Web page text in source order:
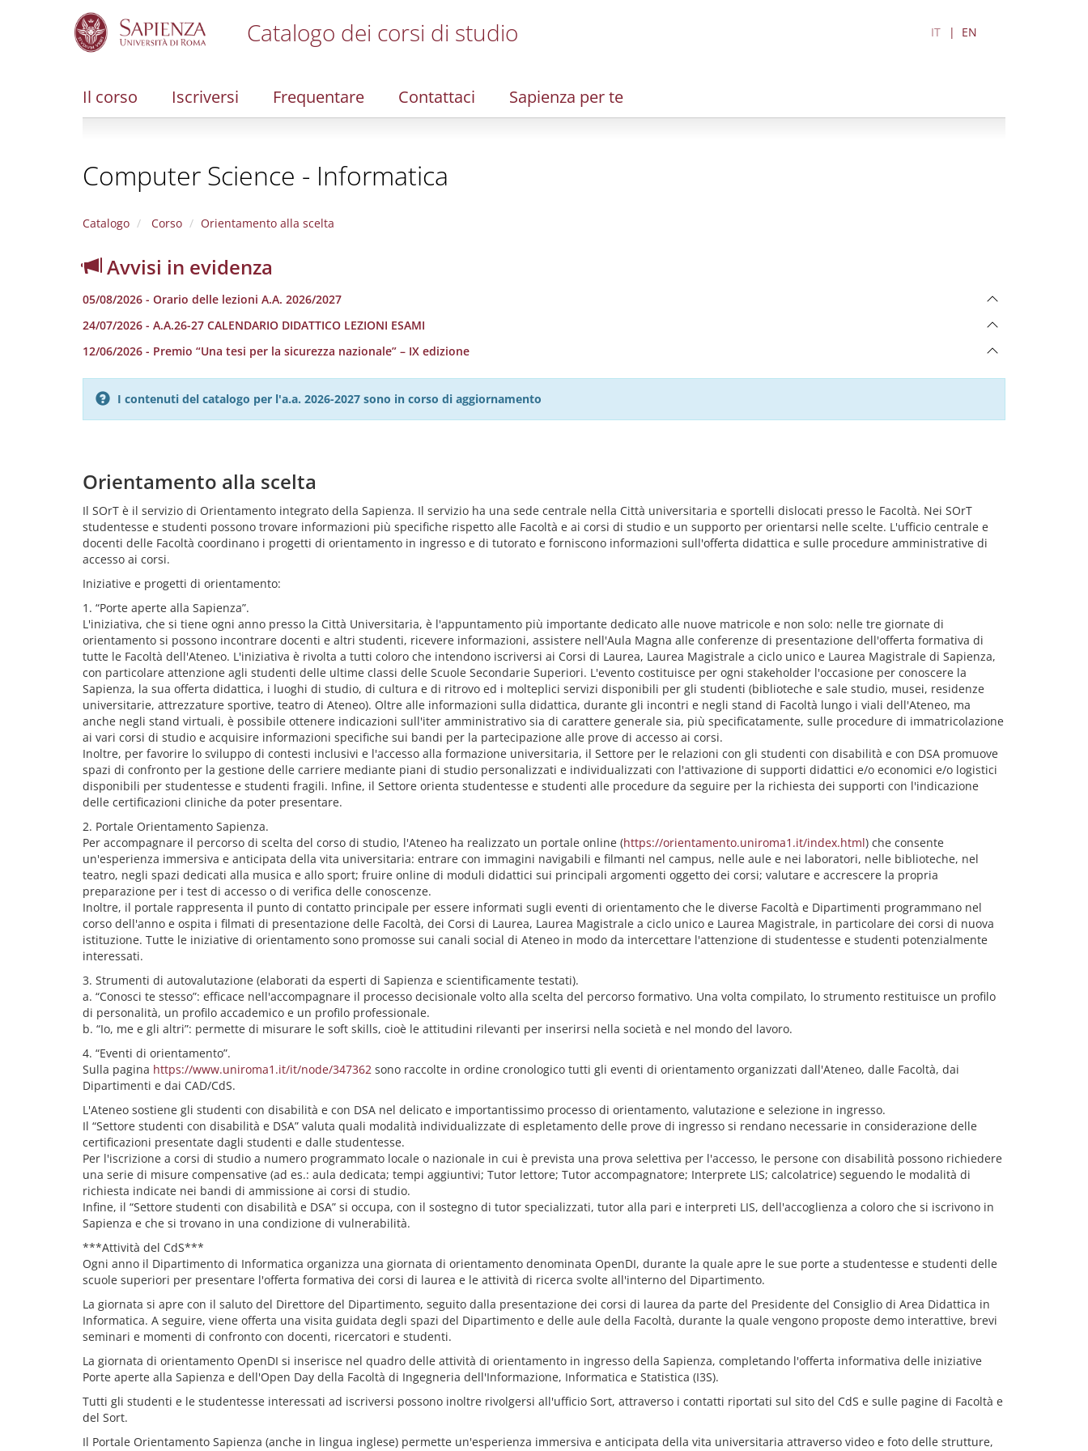
Catalogo dei corsi di studio IT EN
Il corso Iscriversi Frequentare Contattaci Sapienza per te
Computer Science - Informatica
Catalogo Corso Orientamento alla scelta
Avvisi in evidenza
05/08/2026 - Orario delle lezioni A.A. 2026/2027
24/07/2026 - A.A.26-27 CALENDARIO DIDATTICO LEZIONI ESAMI
12/06/2026 - Premio “Una tesi per la sicurezza nazionale” – IX edizione
I contenuti del catalogo per l'a.a. 2026-2027 sono in corso di aggiornamento
Orientamento alla scelta
Il SOrT è il servizio di Orientamento integrato della Sapienza. Il servizio ha una sede centrale nella Città universitaria e sportelli dislocati presso le Facoltà. Nei SOrT
studentesse e studenti possono trovare informazioni più specifiche rispetto alle Facoltà e ai corsi di studio e un supporto per orientarsi nelle scelte. L'ufficio centrale e
docenti delle Facoltà coordinano i progetti di orientamento in ingresso e di tutorato e forniscono informazioni sull'offerta didattica e sulle procedure amministrative di
accesso ai corsi.
Iniziative e progetti di orientamento:
1. “Porte aperte alla Sapienza”.
L'iniziativa, che si tiene ogni anno presso la Città Universitaria, è l'appuntamento più importante dedicato alle nuove matricole e non solo: nelle tre giornate di
orientamento si possono incontrare docenti e altri studenti, ricevere informazioni, assistere nell'Aula Magna alle conferenze di presentazione dell'offerta formativa di
tutte le Facoltà dell'Ateneo. L'iniziativa è rivolta a tutti coloro che intendono iscriversi ai Corsi di Laurea, Laurea Magistrale a ciclo unico e Laurea Magistrale di Sapienza,
con particolare attenzione agli studenti delle ultime classi delle Scuole Secondarie Superiori. L'evento costituisce per ogni stakeholder l'occasione per conoscere la
Sapienza, la sua offerta didattica, i luoghi di studio, di cultura e di ritrovo ed i molteplici servizi disponibili per gli studenti (biblioteche e sale studio, musei, residenze
universitarie, attrezzature sportive, teatro di Ateneo). Oltre alle informazioni sulla didattica, durante gli incontri e negli stand di Facoltà lungo i viali dell'Ateneo, ma
anche negli stand virtuali, è possibile ottenere indicazioni sull'iter amministrativo sia di carattere generale sia, più specificatamente, sulle procedure di immatricolazione
ai vari corsi di studio e acquisire informazioni specifiche sui bandi per la partecipazione alle prove di accesso ai corsi.
Inoltre, per favorire lo sviluppo di contesti inclusivi e l'accesso alla formazione universitaria, il Settore per le relazioni con gli studenti con disabilità e con DSA promuove
spazi di confronto per la gestione delle carriere mediante piani di studio personalizzati e individualizzati con l'attivazione di supporti didattici e/o economici e/o logistici
disponibili per studentesse e studenti fragili. Infine, il Settore orienta studentesse e studenti alle procedure da seguire per la richiesta dei supporti con l'indicazione
delle certificazioni cliniche da poter presentare.
2. Portale Orientamento Sapienza.
Per accompagnare il percorso di scelta del corso di studio, l'Ateneo ha realizzato un portale online (https://orientamento.uniroma1.it/index.html) che consente
un'esperienza immersiva e anticipata della vita universitaria: entrare con immagini navigabili e filmanti nel campus, nelle aule e nei laboratori, nelle biblioteche, nel
teatro, negli spazi dedicati alla musica e allo sport; fruire online di moduli didattici sui principali argomenti oggetto dei corsi; valutare e accrescere la propria
preparazione per i test di accesso o di verifica delle conoscenze.
Inoltre, il portale rappresenta il punto di contatto principale per essere informati sugli eventi di orientamento che le diverse Facoltà e Dipartimenti programmano nel
corso dell'anno e ospita i filmati di presentazione delle Facoltà, dei Corsi di Laurea, Laurea Magistrale a ciclo unico e Laurea Magistrale, in particolare dei corsi di nuova
istituzione. Tutte le iniziative di orientamento sono promosse sui canali social di Ateneo in modo da intercettare l'attenzione di studentesse e studenti potenzialmente
interessati.
3. Strumenti di autovalutazione (elaborati da esperti di Sapienza e scientificamente testati).
a. “Conosci te stesso”: efficace nell'accompagnare il processo decisionale volto alla scelta del percorso formativo. Una volta compilato, lo strumento restituisce un profilo
di personalità, un profilo accademico e un profilo professionale.
b. “Io, me e gli altri”: permette di misurare le soft skills, cioè le attitudini rilevanti per inserirsi nella società e nel mondo del lavoro.
4. “Eventi di orientamento”.
Sulla pagina https://www.uniroma1.it/it/node/347362 sono raccolte in ordine cronologico tutti gli eventi di orientamento organizzati dall'Ateneo, dalle Facoltà, dai
Dipartimenti e dai CAD/CdS.
L'Ateneo sostiene gli studenti con disabilità e con DSA nel delicato e importantissimo processo di orientamento, valutazione e selezione in ingresso.
Il “Settore studenti con disabilità e DSA” valuta quali modalità individualizzate di espletamento delle prove di ingresso si rendano necessarie in considerazione delle
certificazioni presentate dagli studenti e dalle studentesse.
Per l'iscrizione a corsi di studio a numero programmato locale o nazionale in cui è prevista una prova selettiva per l'accesso, le persone con disabilità possono richiedere
una serie di misure compensative (ad es.: aula dedicata; tempi aggiuntivi; Tutor lettore; Tutor accompagnatore; Interprete LIS; calcolatrice) seguendo le modalità di
richiesta indicate nei bandi di ammissione ai corsi di studio.
Infine, il “Settore studenti con disabilità e DSA” si occupa, con il sostegno di tutor specializzati, tutor alla pari e interpreti LIS, dell'accoglienza a coloro che si iscrivono in
Sapienza e che si trovano in una condizione di vulnerabilità.
***Attività del CdS***
Ogni anno il Dipartimento di Informatica organizza una giornata di orientamento denominata OpenDI, durante la quale apre le sue porte a studentesse e studenti delle
scuole superiori per presentare l'offerta formativa dei corsi di laurea e le attività di ricerca svolte all'interno del Dipartimento.
La giornata si apre con il saluto del Direttore del Dipartimento, seguito dalla presentazione dei corsi di laurea da parte del Presidente del Consiglio di Area Didattica in
Informatica. A seguire, viene offerta una visita guidata degli spazi del Dipartimento e delle aule della Facoltà, durante la quale vengono proposte demo interattive, brevi
seminari e momenti di confronto con docenti, ricercatori e studenti.
La giornata di orientamento OpenDI si inserisce nel quadro delle attività di orientamento in ingresso della Sapienza, completando l'offerta informativa delle iniziative
Porte aperte alla Sapienza e dell'Open Day della Facoltà di Ingegneria dell'Informazione, Informatica e Statistica (I3S).
Tutti gli studenti e le studentesse interessati ad iscriversi possono inoltre rivolgersi all'ufficio Sort, attraverso i contatti riportati sul sito del CdS e sulle pagine di Facoltà e
del Sort.
Il Portale Orientamento Sapienza (anche in lingua inglese) permette un'esperienza immersiva e anticipata della vita universitaria attraverso video e foto delle strutture,